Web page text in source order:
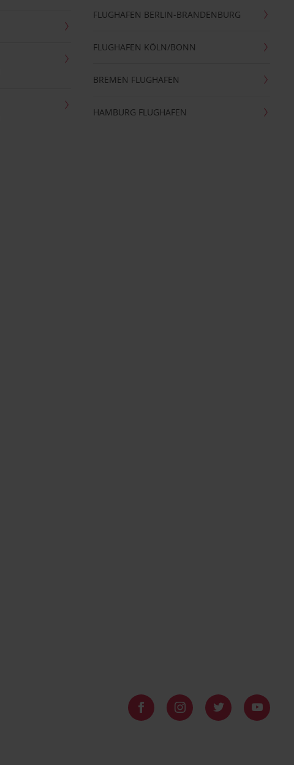
FLUGHAFEN BERLIN-BRANDENBURG
FLUGHAFEN KÖLN/BONN
BREMEN FLUGHAFEN
HAMBURG FLUGHAFEN